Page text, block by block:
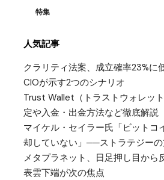
特集
人気記事
クラリティ法案、成立確率23%
CIOが示す2つのシナリオ
Trust Wallet（トラストウォレッ
定や入金・出金方法など徹底解説
マイケル・セイラー氏「ビットコ
却していない」──ストラテジー
メタプラネット、日足押し目か
表雲下端が次の焦点